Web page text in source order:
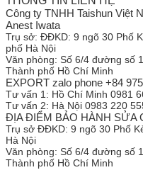
Công ty TNHH Taishun Việt
Anest Iwata
Trụ sở: ĐĐKD: 9 ngõ 30 Phố
phố Hà Nội
Văn phòng: Số 6/4 đường số
Thành phố Hồ Chí Minh
EXPORT zalo phone +84
Tư vấn 1: Hồ Chí Minh 0981
Tư vấn 2: Hà Nội 0983 220
ĐỊA ĐIỂM BẢO HÀNH SỬA
Trụ sở ĐĐKD: 9 ngõ 30 Phố
Hà Nội
Văn phòng: Số 6/4 đường số
Thành phố Hồ Chí Minh